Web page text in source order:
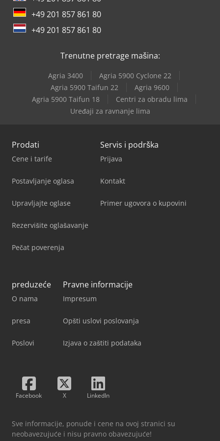
mm • Pneumatici: Puna guma • Model: TFG 425s • Tip
kabine: Potpuna kabina – prednje, krovno i zadnje staklo +
čelična vrata (amortizovana) Dedpfxoy Rqvqj Aikjck •
Osvetljenje: 4x radna svetla napred • Osvetljenje:
Rotaciono svetlo upozorenja • Osvetljenje: Bluespot zadnje
sigurnosno svetlo • Osvetljenje: Oprema po važećim
propisima • Priključak: Bočni pomerač
+49 201 857 861 80
+49 201 857 861 80
Trenutne pretrage mašina:
Agria 3400
Agria 5900 Cyclone 22
Agria 5900 Taifun 22
Agria 9600
Agria 5900 Taifun 18
Centri za obradu lima
Uređaji za ravnanje lima
Prodati
Cene i tarife
Postavljanje oglasa
Upravljajte oglase
Rezervišite oglašavanje
Pečat poverenja
Servis i podrška
Prijava
Kontakt
Primer ugovora o kupovini
preduzeće
O nama
presa
Poslovi
Pravne informacije
Impresum
Opšti uslovi poslovanja
Izjava o zaštiti podataka
Facebook X LinkedIn
Sve informacije, ponude i cene na ovoj stranici su
neobavezujuće i nisu pravno obavezujuće!